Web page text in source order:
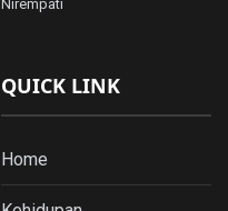
Nirempati
QUICK LINK
Home